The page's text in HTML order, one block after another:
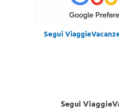
Segui
Segui